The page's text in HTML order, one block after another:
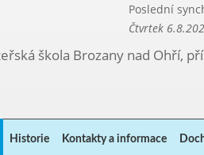
Poslední
Čtvrtek
škola Brozany nad Ohří,
Historie Kontakty a informace